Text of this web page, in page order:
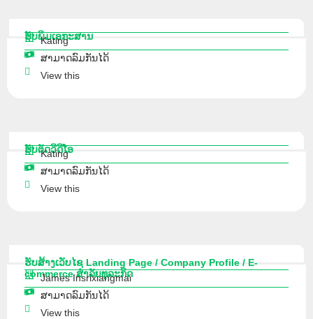
ຮັບພິມເອກະສານ
Kating
ສາມາດລົມກັນໄດ້
View this
ຮັບຕັດວີດີໂອ
Kating
ສາມາດລົມກັນໄດ້
View this
ຮັບສ້າງເວັບໄຊ Landing Page / Company Profile / E-
commerce ສຳລັບທຸລະກິດ
James Insrixiangmai
ສາມາດລົມກັນໄດ້
View this